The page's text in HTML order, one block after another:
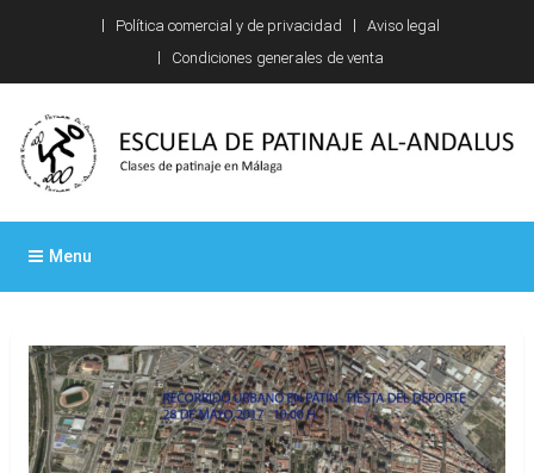
content
Política comercial y de privacidad
Aviso legal
Condiciones generales de venta
Escuela de patinaje Al-
Menu